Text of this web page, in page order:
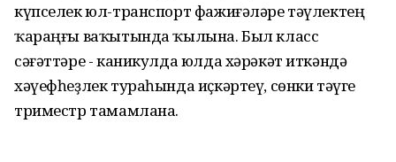
күпселек юл-транспорт фажиғәләре тәүлектең
ҡараңғы ваҡытында ҡылына. Был класс
сәғәттәре - каникулда юлда хәрәкәт иткәндә
хәүефһеҙлек тураһында иҫкәртеү, сөнки тәүге
триместр тамамлана.